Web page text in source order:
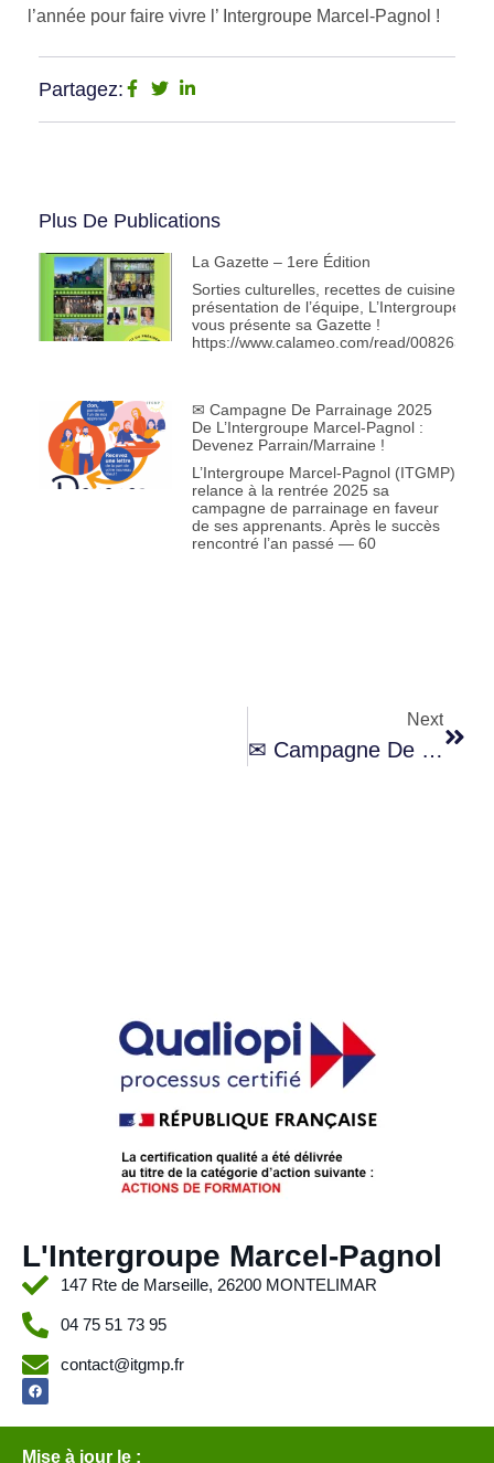
l’année pour faire vivre l’ Intergroupe Marcel-Pagnol !
Partagez:
Plus De Publications
La Gazette – 1ere Édition
Sorties culturelles, recettes de cuisine,
présentation de l’équipe, L’Intergroupe
vous présente sa Gazette !
https://www.calameo.com/read/
✉ Campagne De Parrainage 2025
De L’Intergroupe Marcel-Pagnol :
Devenez Parrain/marraine !
L’Intergroupe Marcel-Pagnol (ITGMP)
relance à la rentrée 2025 sa
campagne de parrainage en faveur
de ses apprenants. Après le succès
rencontré l’an passé — 60
Next
✉ Campagne De Parrainage 2025 De L’Intergroupe Marcel-Pagnol : Devenez Parrain/marraine !
L'Intergroupe Marcel-Pagnol
147 Rte de Marseille, 26200 MONTELIMAR
04 75 51 73 95
contact@itgmp.fr
Mise à jour le :